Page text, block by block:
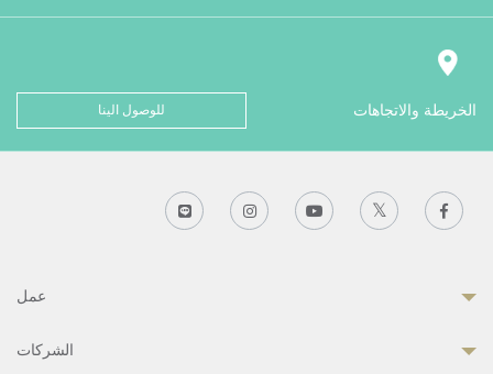
الخريطة والاتجاهات للوصول الينا
عمل
الشركات